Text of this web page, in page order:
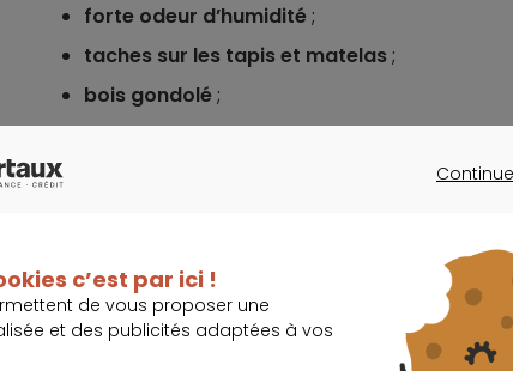
forte odeur d’humidité;
taches sur les tapis et matelas;
bois gondolé;
buée persistante sur les fenêtres, etc.
Comment éviter la moisissure dans un
Il existe de nombreusessolutions préventives
c’est par ici !
de vous proposer une
et des publicités adaptées à vos